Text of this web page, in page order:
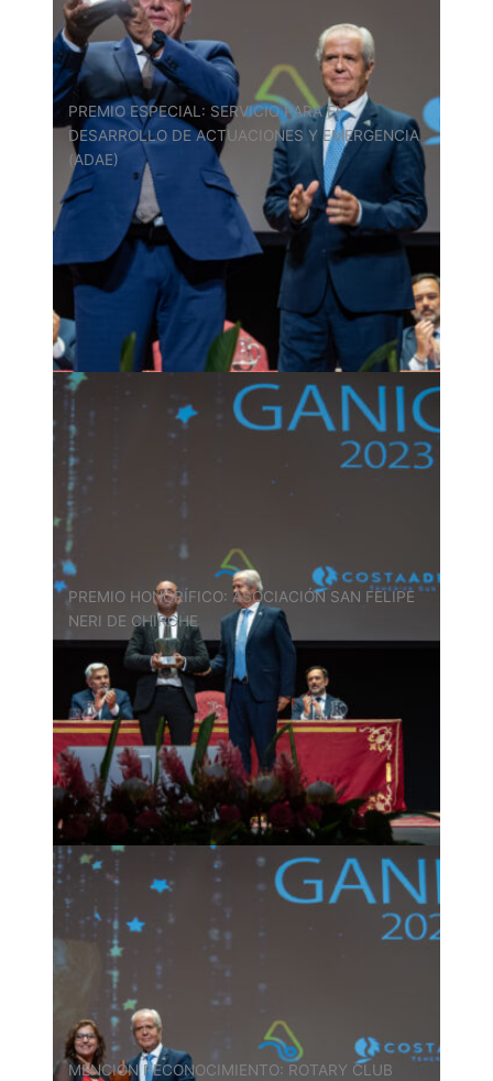
PREMIO ESPECIAL: SERVICIO PARA EL
DESARROLLO DE ACTUACIONES Y EMERGENCIA
(ADAE)
PREMIO HONORÍFICO: ASOCIACIÓN SAN FELIPE
NERI DE CHIRCHE
MENCIÓN RECONOCIMIENTO: ROTARY CLUB